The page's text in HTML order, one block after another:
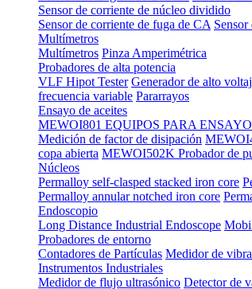
Sensor de corriente de núcleo dividido
Sensor de corriente de fuga de CA
Multímetros
Multímetros Pinza Amperimétrica
Probadores de alta potencia
VLF Hipot Tester Generador de alto
frecuencia variable Pararrayos
Ensayo de aceites
MEWOI801 EQUIPOS PARA
Medición de factor de disipación
copa abierta MEWOI502K Probador de
Núcleos
Permalloy self-clasped stacked iron core
Permalloy annular notched iron core
Endoscopio
Long Distance Industrial Endoscope
Probadores de entorno
Contadores de Partículas Medidor de
Instrumentos Industriales
Medidor de flujo ultrasónico Detector de